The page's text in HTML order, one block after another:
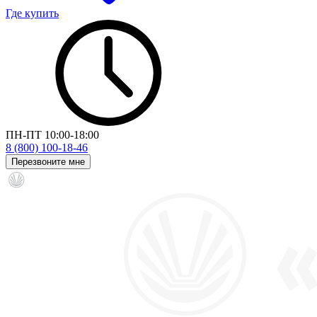
Где купить
ПН-ПТ 10:00-18:00
8 (800) 100-18-46
Перезвоните мне